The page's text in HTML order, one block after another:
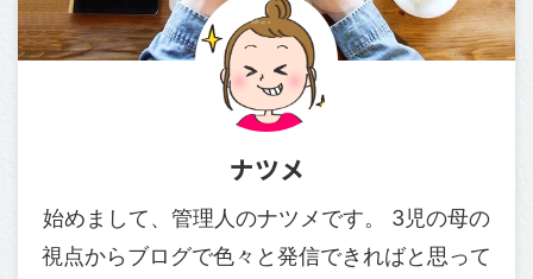
ナツメ
始めまして、管理人のナツメです。 3児の母の
視点からブログで色々と発信できればと思って